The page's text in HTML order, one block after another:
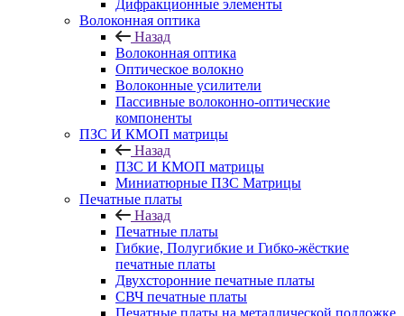
Дифракционные элементы
Волоконная оптика
Назад
Волоконная оптика
Оптическое волокно
Волоконные усилители
Пассивные волоконно-оптические
компоненты
ПЗС И КМОП матрицы
Назад
ПЗС И КМОП матрицы
Миниатюрные ПЗС Матрицы
Печатные платы
Назад
Печатные платы
Гибкие, Полугибкие и Гибко-жёсткие
печатные платы
Двухсторонние печатные платы
СВЧ печатные платы
Печатные платы на металлической подложке